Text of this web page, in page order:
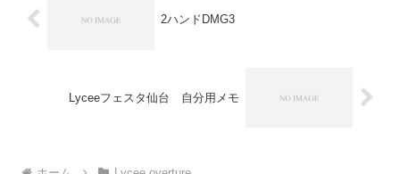
2ハンドDMG3
Lyceeフェスタ仙台 自分用メモ